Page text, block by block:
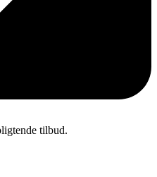
tilbud.